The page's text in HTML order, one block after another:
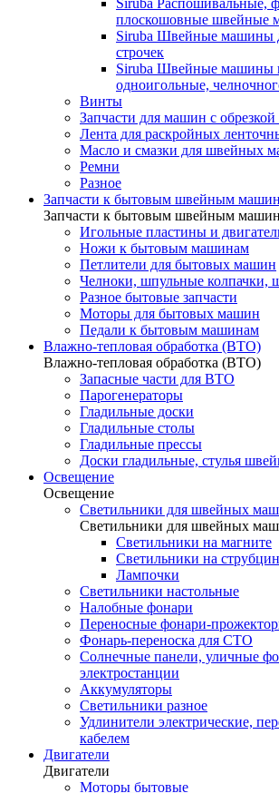
Siruba Распошивальные,
плоскошовные швейные
Siruba Швейные машины
строчек
Siruba Швейные машины
одноигольные,
Винты
Запчасти для машин с обрезкой
Лента для раскройных
Масло и смазки для швейных
Ремни
Разное
Запчасти к бытовым швейным
Запчасти к бытовым швейным
Игольные пластины и
Ножи к бытовым машинам
Петлители для бытовых машин
Челноки, шпульные колпачки,
Разное бытовые запчасти
Моторы для бытовых машин
Педали к бытовым машинам
Влажно-тепловая обработка (ВТО)
Влажно-тепловая обработка (ВТО)
Запасные части для ВТО
Парогенераторы
Гладильные доски
Гладильные столы
Гладильные прессы
Доски гладильные, стулья
Освещение
Освещение
Светильники для швейных
Светильники для швейных
Светильники на магните
Светильники на
Лампочки
Светильники настольные
Налобные фонари
Переносные фонари-
Фонарь-переноска для СТО
Солнечные панели, уличные
электростанции
Аккумуляторы
Светильники разное
Удлинители электрические,
кабелем
Двигатели
Двигатели
Моторы бытовые